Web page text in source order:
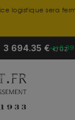
logistique sera
3 694.35 €€/OZ
+0.39